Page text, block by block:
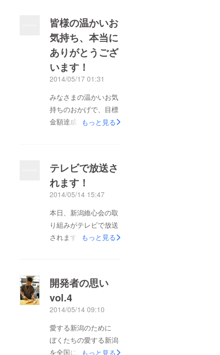
皆様の温かいお
気持ち、本当に
ありがとうござ
います！
2014/05/17 01:31
みなさまの温かいお気
持ちのおかげで、目標
金額達成しました。
チーム新潟一丸となっ
て熊本入りしておりま
す。 グランプリを獲
れるように、もてる力
をすべて出し切るべ
く、ご協賛いただいた
す。 引き続きの応
援、どうぞよろしくお
願いしますm(__)m 取
潟維心会 会長 品田 裕
志
もっと見る
テレビで放送さ
れます！
2014/05/14 15:47
本日、新潟維心会の取
り組みがテレビで放送
されます！！ ここま
す。 皆様の期待を裏
切らない成果を出せる
ように、最後の追い込
みをしております。
本日、私共の本番前
の、これまでの取り組
もっと見る
開発者の思い
vol.4
2014/05/14 09:10
愛する新潟のために
ぼくたちの愛する新潟
を全国にアピールした
もっと見る